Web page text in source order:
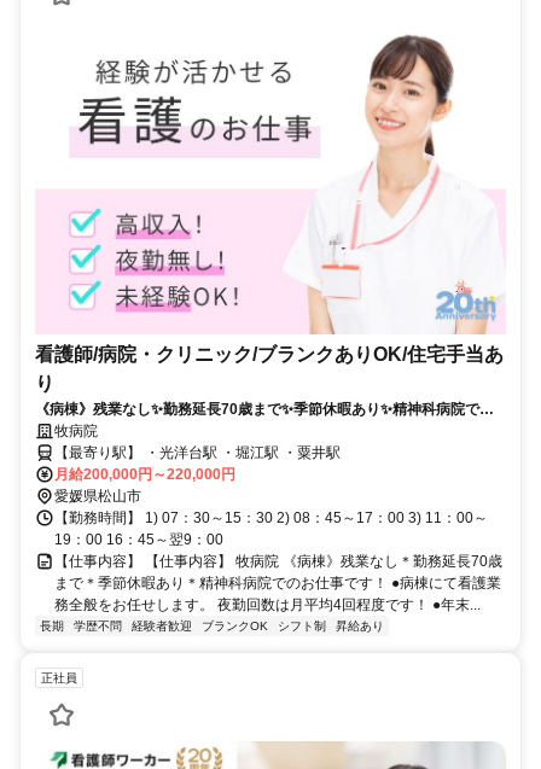
看護師/病院・クリニック/ブランクありOK/住宅手当あ
り
《病棟》残業なし✨勤務延長70歳まで✨季節休暇あり✨精神科病院での
お仕事です❗️
牧病院
【最寄り駅】 ・光洋台駅 ・堀江駅 ・粟井駅
月給200,000円～220,000円
愛媛県松山市
【勤務時間】 1) 07：30～15：30 2) 08：45～17：00 3) 11：00～
19：00 16：45～翌9：00
【仕事内容】 【仕事内容】 牧病院 《病棟》残業なし＊勤務延長70歳
まで＊季節休暇あり＊精神科病院でのお仕事です！ ●病棟にて看護業
務全般をお任せします。 夜勤回数は月平均4回程度です！ ●年末...
長期 学歴不問 経験者歓迎 ブランクOK シフト制 昇給あり
正社員